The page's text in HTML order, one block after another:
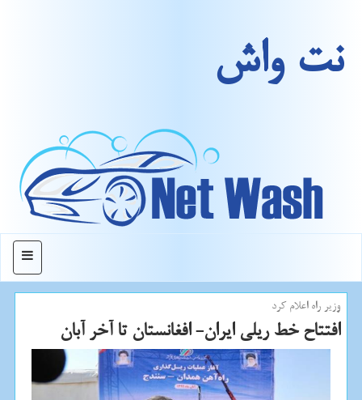
نت واش
منو
وزیر راه اعلام كرد
افتتاح خط ریلی ایران- افغانستان تا آخر آبان